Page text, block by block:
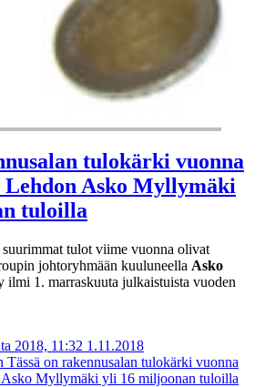
tulokärki vuonna
Lehdon Asko Myllymäki
tuloilla
tulot viime vuonna olivat
johtoryhmään kuuluneella Asko
ilmi 1. marraskuuta julkaistuista vuoden
2018, 11:32 1.11.2018
Tässä on rakennusalan tulokärki vuonna
Myllymäki yli 16 miljoonan tuloilla